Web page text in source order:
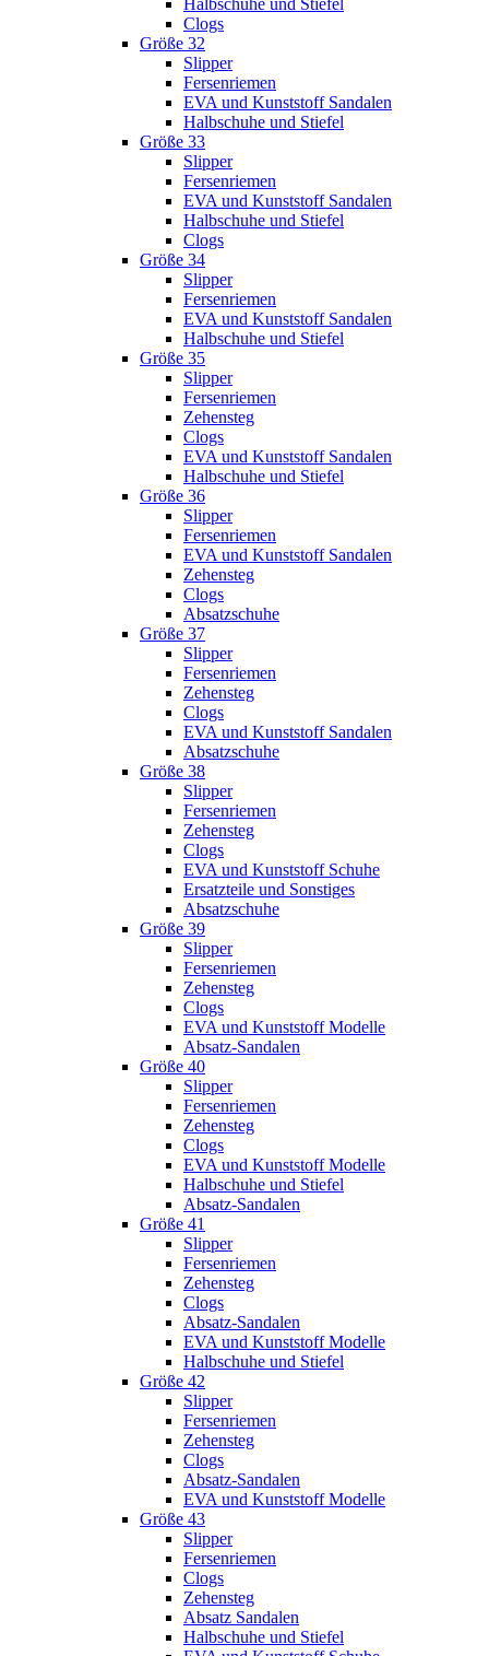
Clogs
Größe 32
Slipper
Fersenriemen
EVA und Kunststoff Sandalen
Halbschuhe und Stiefel
Größe 33
Slipper
Fersenriemen
EVA und Kunststoff Sandalen
Halbschuhe und Stiefel
Clogs
Größe 34
Slipper
Fersenriemen
EVA und Kunststoff Sandalen
Halbschuhe und Stiefel
Größe 35
Slipper
Fersenriemen
Zehensteg
Clogs
EVA und Kunststoff Sandalen
Halbschuhe und Stiefel
Größe 36
Slipper
Fersenriemen
EVA und Kunststoff Sandalen
Zehensteg
Clogs
Absatzschuhe
Größe 37
Slipper
Fersenriemen
Zehensteg
Clogs
EVA und Kunststoff Sandalen
Absatzschuhe
Größe 38
Slipper
Fersenriemen
Zehensteg
Clogs
EVA und Kunststoff Schuhe
Ersatzteile und Sonstiges
Absatzschuhe
Größe 39
Slipper
Fersenriemen
Zehensteg
Clogs
EVA und Kunststoff Modelle
Absatz-Sandalen
Größe 40
Slipper
Fersenriemen
Zehensteg
Clogs
EVA und Kunststoff Modelle
Halbschuhe und Stiefel
Absatz-Sandalen
Größe 41
Slipper
Fersenriemen
Zehensteg
Clogs
Absatz-Sandalen
EVA und Kunststoff Modelle
Halbschuhe und Stiefel
Größe 42
Slipper
Fersenriemen
Zehensteg
Clogs
Absatz-Sandalen
EVA und Kunststoff Modelle
Größe 43
Slipper
Fersenriemen
Clogs
Zehensteg
Absatz Sandalen
Halbschuhe und Stiefel